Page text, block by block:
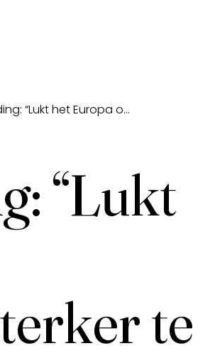
Richard Weurding: “Lukt het Europa om weerbaarder en sterker te worden?”
“Lukt
te